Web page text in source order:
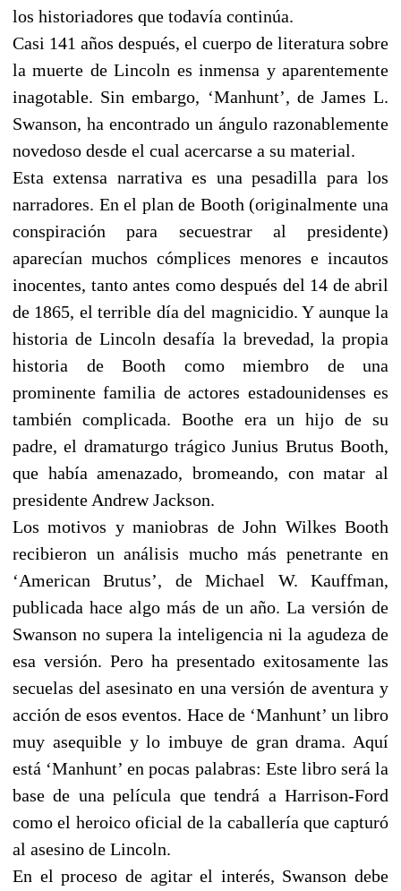
los historiadores que todavía continúa.
Casi 141 años después, el cuerpo de literatura sobre
la muerte de Lincoln es inmensa y aparentemente
inagotable. Sin embargo, ‘Manhunt’, de James L.
Swanson, ha encontrado un ángulo razonablemente
novedoso desde el cual acercarse a su material.
Esta extensa narrativa es una pesadilla para los
narradores. En el plan de Booth (originalmente una
conspiración para secuestrar al presidente)
aparecían muchos cómplices menores e incautos
inocentes, tanto antes como después del 14 de abril
de 1865, el terrible día del magnicidio. Y aunque la
historia de Lincoln desafía la brevedad, la propia
historia de Booth como miembro de una
prominente familia de actores estadounidenses es
también complicada. Boothe era un hijo de su
padre, el dramaturgo trágico Junius Brutus Booth,
que había amenazado, bromeando, con matar al
presidente Andrew Jackson.
Los motivos y maniobras de John Wilkes Booth
recibieron un análisis mucho más penetrante en
‘American Brutus’, de Michael W. Kauffman,
publicada hace algo más de un año. La versión de
Swanson no supera la inteligencia ni la agudeza de
esa versión. Pero ha presentado exitosamente las
secuelas del asesinato en una versión de aventura y
acción de esos eventos. Hace de ‘Manhunt’ un libro
muy asequible y lo imbuye de gran drama. Aquí
está ‘Manhunt’ en pocas palabras: Este libro será la
base de una película que tendrá a Harrison-Ford
como el heroico oficial de la caballería que capturó
al asesino de Lincoln.
En el proceso de agitar el interés, Swanson debe